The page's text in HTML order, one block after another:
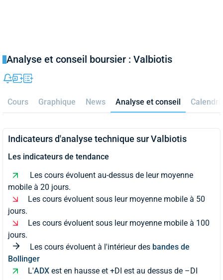
Analyse et conseil boursier : Valbiotis
Cours Graphique News Analyse et conseil
Indicateurs d'analyse technique sur Valbiotis
Les indicateurs de tendance
Les cours évoluent au-dessus de leur moyenne
mobile à 20 jours.
Les cours évoluent sous leur moyenne mobile à 50
jours.
Les cours évoluent sous leur moyenne mobile à 100
jours.
Les cours évoluent à l'intérieur des bandes de
Bollinger
L'ADX est en hausse et +DI est au dessus de –DI